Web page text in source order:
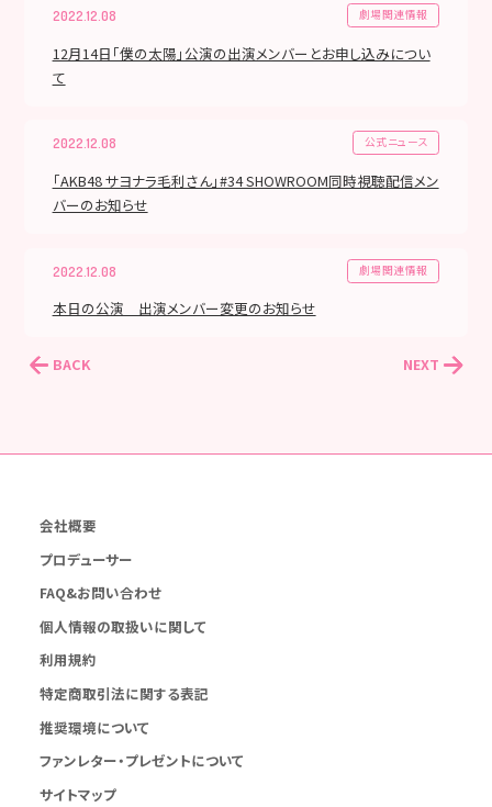
2022.12.08 劇場関連情報
12月14日「僕の太陽」公演の出演メンバーとお申し込みについ
て
2022.12.08 公式ニュース
「AKB48 サヨナラ毛利さん」#34 SHOWROOM同時視聴配信メン
バーのお知らせ
2022.12.08 劇場関連情報
本日の公演 出演メンバー変更のお知らせ
BACK NEXT
会社概要
プロデューサー
FAQ&お問い合わせ
個人情報の取扱いに関して
利用規約
特定商取引法に関する表記
推奨環境について
ファンレター・プレゼントについて
サイトマップ